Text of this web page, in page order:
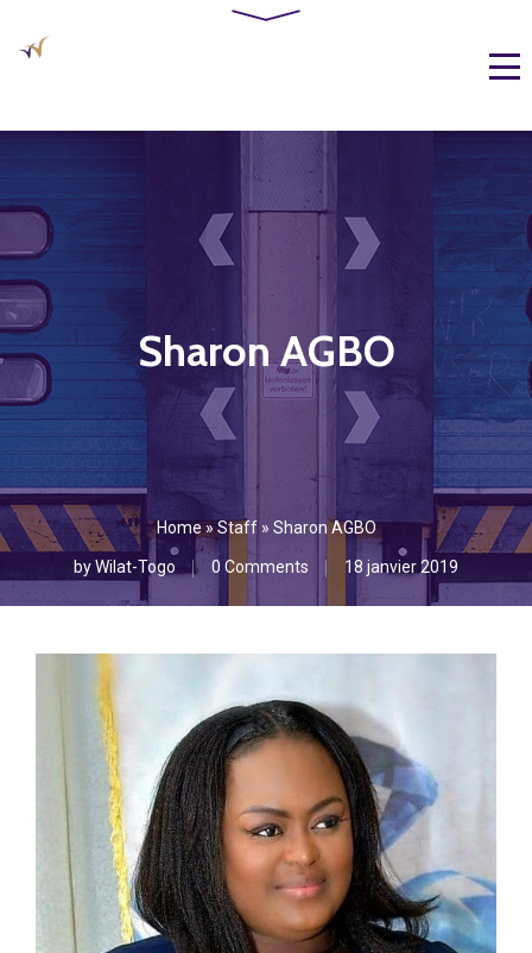
Sharon AGBO
Home»Staff» Sharon AGBO
byWilat-Togo 0 Comments 18 janvier 2019